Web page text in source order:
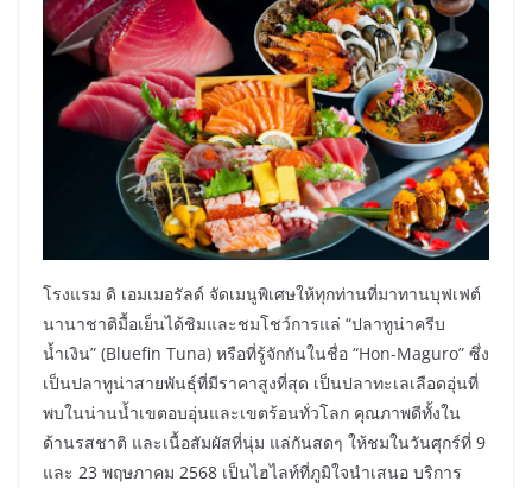
โรงแรม ดิ เอมเมอรัลด์ จัดเมนูพิเศษให้ทุกท่านที่มาทานบุฟเฟต์
นานาชาติมื้อเย็นได้ชิมและชมโชว์การแล่ “ปลาทูน่าครีบ
น้ำเงิน” (Bluefin Tuna) หรือที่รู้จักกันในชื่อ “Hon-Maguro” ซึ่ง
เป็นปลาทูน่าสายพันธุ์ที่มีราคาสูงที่สุด เป็นปลาทะเลเลือดอุ่นที่
พบในน่านน้ำเขตอบอุ่นและเขตร้อนทั่วโลก คุณภาพดีทั้งใน
ด้านรสชาติ และเนื้อสัมผัสที่นุ่ม แล่กันสดๆ ให้ชมในวันศุกร์ที่ 9
และ 23 พฤษภาคม 2568 เป็นไฮไลท์ที่ภูมิใจนำเสนอ บริการ